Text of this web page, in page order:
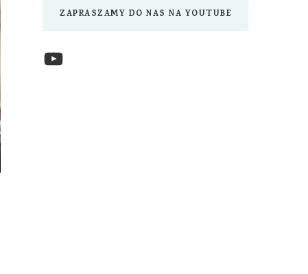
ZAPRASZAMY DO NAS NA YOUTUBE
YouTube